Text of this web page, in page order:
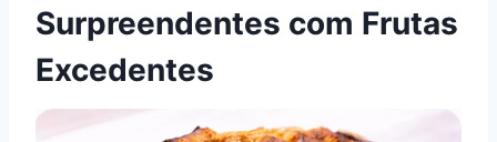
Surpreendentes com Frutas
Excedentes